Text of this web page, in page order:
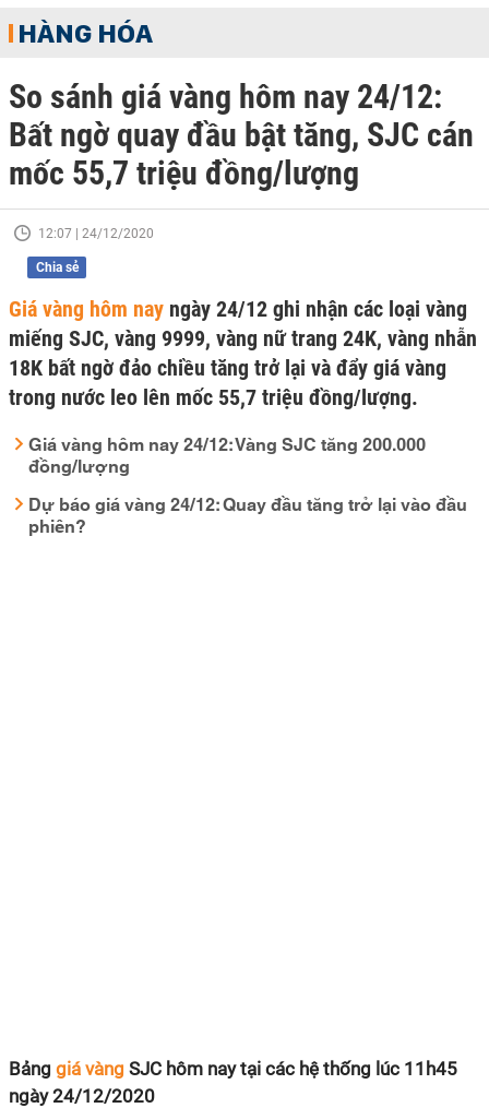
HÀNG HÓA
So sánh giá vàng hôm nay 24/12:
Bất ngờ quay đầu bật tăng, SJC cán
mốc 55,7 triệu đồng/lượng
12:07 | 24/12/2020
Chia sẻ
Giá vàng hôm nay ngày 24/12 ghi nhận các loại vàng
miếng SJC, vàng 9999, vàng nữ trang 24K, vàng nhẫn
18K bất ngờ đảo chiều tăng trở lại và đẩy giá vàng
trong nước leo lên mốc 55,7 triệu đồng/lượng.
Giá vàng hôm nay 24/12: Vàng SJC tăng 200.000
đồng/lượng
Dự báo giá vàng 24/12: Quay đầu tăng trở lại vào đầu
phiên?
Bảng giá vàng SJC hôm nay tại các hệ thống lúc 11h45
ngày 24/12/2020